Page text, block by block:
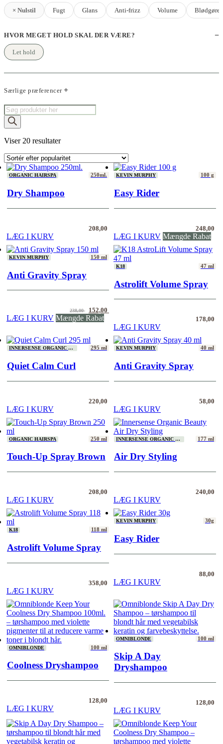
× Nulstil Fugt Glans Anti-frizz Volume
HVOR MEGET HOLD SKAL DER VÆRE?
Let hold
Særlige præferencer
Products
search
Viser 20 resultaterSorteret
popularitet
ORGANIC HAIRSPA 250ml.
Dry Shampoo
208,00
LÆG I KURV
KEVIN MURPHY 100 g
Easy Rider
248,00
LÆG I KURV Mængde Rabat
KEVIN MURPHY 150 ml
Anti Gravity Spray
238,00
Den
oprindelige
pris
238,00 .
152,00
pris
er:
152,00 .
LÆG I KURV Mængde Rabat
K18 47 ml
Astrolift Volume Spray
178,00
LÆG I KURV
INNERSENSE ORGANIC BEAUTY 295 ml
Quiet Calm Curl
220,00
LÆG I KURV
KEVIN MURPHY 40 ml
Anti Gravity Spray
58,00
LÆG I KURV
ORGANIC HAIRSPA 250 ml
Touch-Up Spray Brown
208,00
LÆG I KURV
INNERSENSE ORGANIC BEAUTY 177 ml
Air Dry Styling
240,00
LÆG I KURV
K18 118 ml
Astrolift Volume Spray
358,00
LÆG I KURV
KEVIN MURPHY 30g
Easy Rider
88,00
LÆG I KURV
OMNIBLONDE 100 ml
Coolness Dryshampoo
128,00
LÆG I KURV
OMNIBLONDE 100 ml
Skip A Day
Dryshampoo
128,00
LÆG I KURV